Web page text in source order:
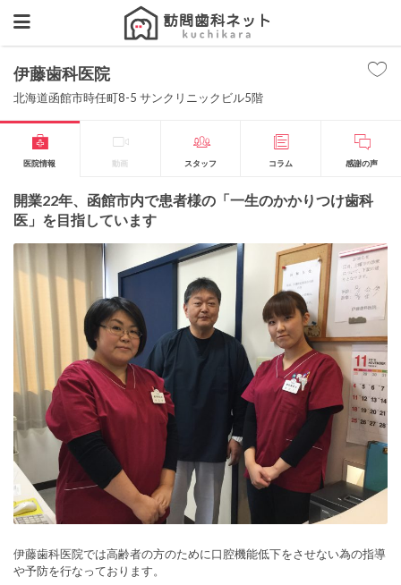
伊藤歯科医院
北海道函館市時任町8-5 サンクリニックビル5階
医院情報 動画 スタッフ コラム 感謝の声
開業22年、函館市内で患者様の「一生のかかりつけ歯科
医」を目指しています
伊藤歯科医院では高齢者の方のために口腔機能低下をさせない為の指導
や予防を行なっております。